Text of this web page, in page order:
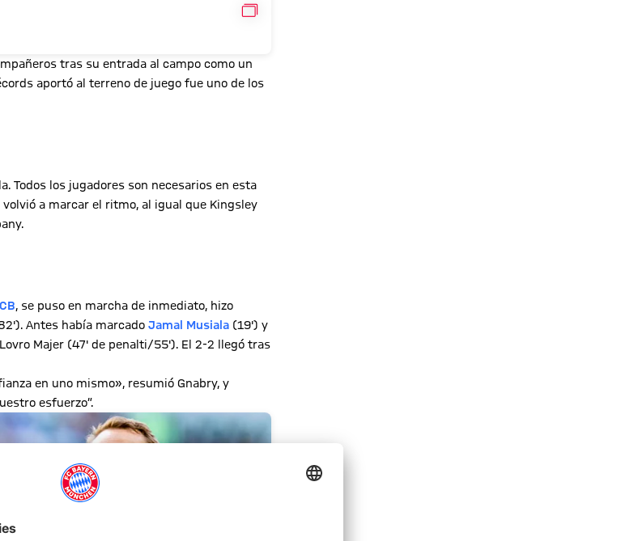
GALERÍA
tras su entrada al campo como un
aportó al terreno de juego fue uno de los
Todos los jugadores son necesarios en esta
a marcar el ritmo, al igual que Kingsley
, se puso en marcha de inmediato, hizo
Antes había marcado Jamal Musiala (19') y
Majer (47' de penalti/55'). El 2-2 llegó tras
en uno mismo», resumió Gnabry, y
esfuerzo”.